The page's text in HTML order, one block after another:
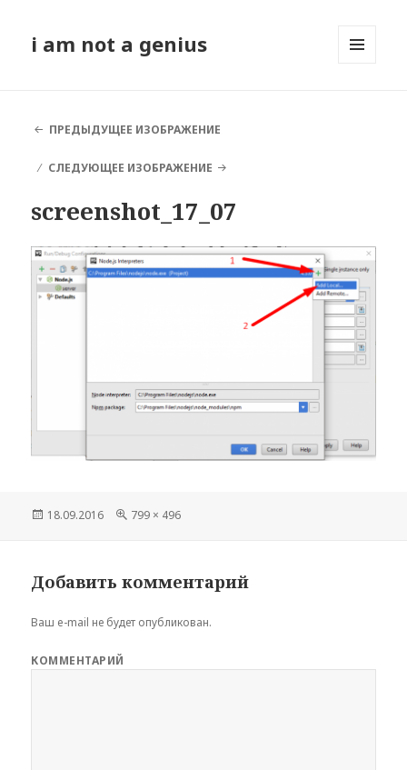
i am not a genius
ПРЕДЫДУЩЕЕ ИЗОБРАЖЕНИЕ
СЛЕДУЮЩЕЕ ИЗОБРАЖЕНИЕ
screenshot_17_07
Опубликовано
18.09.2016
Полный
799 × 496
Добавить комментарий
Ваш e-mail не будет опубликован.
КОММЕНТАРИЙ